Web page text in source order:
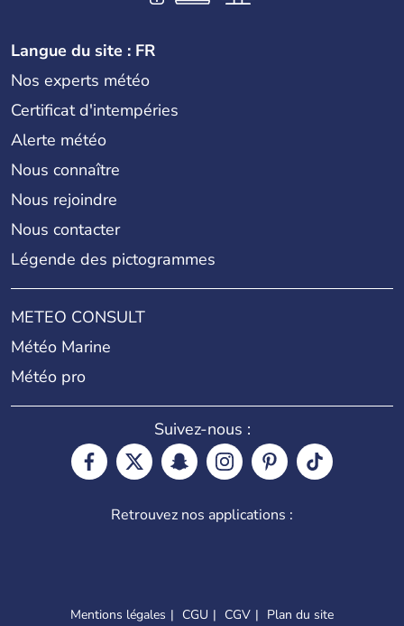
Langue du site : FR
Nos experts météo
Certificat d'intempéries
Alerte météo
Nous connaître
Nous rejoindre
Nous contacter
Légende des pictogrammes
METEO CONSULT
Météo Marine
Météo pro
Suivez-nous :
Retrouvez nos applications :
Mentions légales CGU CGV Plan du site